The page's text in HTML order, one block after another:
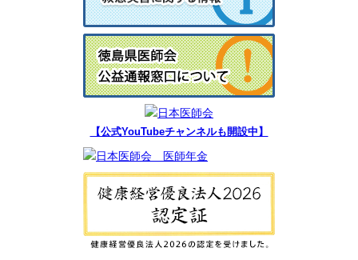
【公式YouTubeチャンネルも開設中】